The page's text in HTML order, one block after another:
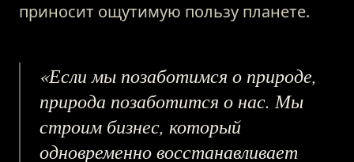
О ПРОЕКТЕ
ПРИВИЛЕГИИ
ЖУРНАЛ
приносит ощутимую пользу планете.
«Если мы позаботимся о природе,
природа позаботится о нас. Мы
строим бизнес, который
одновременно восстанавливает